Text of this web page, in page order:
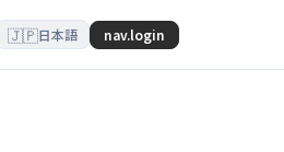
🇯🇵日本語 nav.login